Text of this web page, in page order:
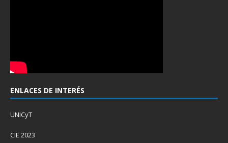
ENLACES DE INTERÉS
UNICyT
CIE 2023